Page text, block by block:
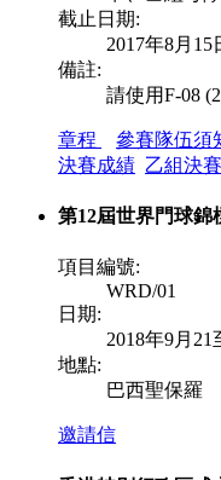
截止日期:
2017年8月
備註:
請使用F-08
章程 參賽隊伍須
決賽成績 乙組決
第12屆世界門球錦
項目編號:
WRD/01
日期:
2018年9月21
地點:
巴西聖保羅
邀請信